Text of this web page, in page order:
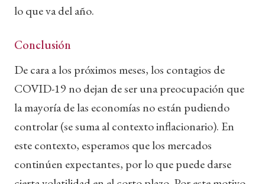
lo que va del año.
Conclusión
De cara a los próximos meses, los contagios de
COVID-19 no dejan de ser una preocupación que
la mayoría de las economías no están pudiendo
controlar (se suma al contexto inflacionario). En
este contexto, esperamos que los mercados
continúen expectantes, por lo que puede darse